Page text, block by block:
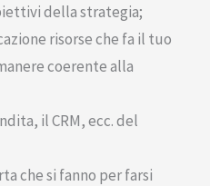
della strategia;
risorse che fa il tuo
coerente alla
il CRM, ecc. del
che si fanno per farsi